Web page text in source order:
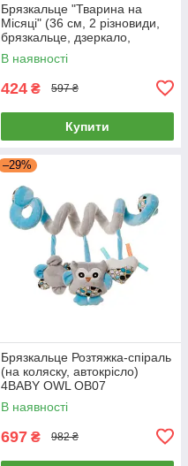
Брязкальце "Тварина на
Місяці" (36 см, 2 різновиди,
брязкальце, дзеркало,
музика, піскавка, шелестит)
XA22B-C
В наявності
424 ₴ 597 ₴
Купити
–29%
Брязкальце Розтяжка-спіраль
(на коляску, автокрісло)
4BABY OWL OB07
В наявності
697 ₴ 982 ₴